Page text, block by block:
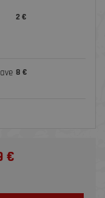
2 €
8 €
€